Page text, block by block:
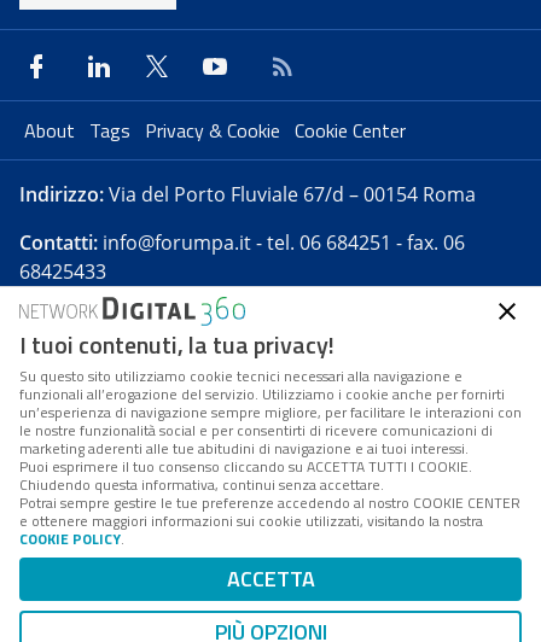
About Tags Privacy & Cookie Cookie Center
Indirizzo:Via del Porto Fluviale 67/d – 00154 Roma
Contatti: info@forumpa.it- tel. 06 684251 - fax. 06
68425433
Forumpa.itè una pubblicazione telematica iscritta
presso Registro della stampa del Tribunale di Roma -
Reg. n. 182 del 2 maggio 2008 - Direttore resp. Michela
Stentella
FPA s.r.l. è società soggetta a Direzione e
Coordinamento da parte di Digital360 S.p.A. - FPA s.r.l.
è un'azienda certificata per il sistema di management
Codice Fiscale/Partita IVA n. 10693191008 - R.E.A. Roma
n. 1249791. ISP AWS
Mappa del sito
I tuoi contenuti, la tua privacy!
Su questo sito utilizziamo cookie tecnici necessari alla navigazione e
funzionali all’erogazione del servizio. Utilizziamo i cookie anche per fornirti
un’esperienza di navigazione sempre migliore, per facilitare le interazioni con
le nostre funzionalità social e per consentirti di ricevere comunicazioni di
marketing aderenti alle tue abitudini di navigazione e ai tuoi interessi.
Puoi esprimere il tuo consenso cliccando su ACCETTA TUTTI I COOKIE.
Chiudendo questa informativa, continui senza accettare.
Potrai sempre gestire le tue preferenze accedendo al nostro COOKIE CENTER
e ottenere maggiori informazioni sui cookie utilizzati, visitando la nostra
COOKIE POLICY.
ACCETTA
PIÙ OPZIONI